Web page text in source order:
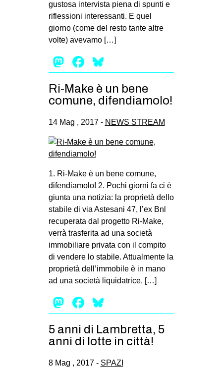
gustosa intervista piena di spunti e
riflessioni interessanti. E quel
giorno (come del resto tante altre
volte) avevamo […]
Mastodon
Facebook
Ri-Make è un bene
comune, difendiamolo!
14 Mag , 2017 - NEWS STREAM
1. Ri-Make è un bene comune,
difendiamolo! 2. Pochi giorni fa ci è
giunta una notizia: la proprietà dello
stabile di via Astesani 47, l’ex Bnl
recuperata dal progetto Ri-Make,
verrà trasferita ad una società
immobiliare privata con il compito
di vendere lo stabile. Attualmente la
proprietà dell’immobile è in mano
ad una società liquidatrice, […]
Mastodon
Facebook
5 anni di Lambretta, 5
anni di lotte in città!
8 Mag , 2017 - SPAZI